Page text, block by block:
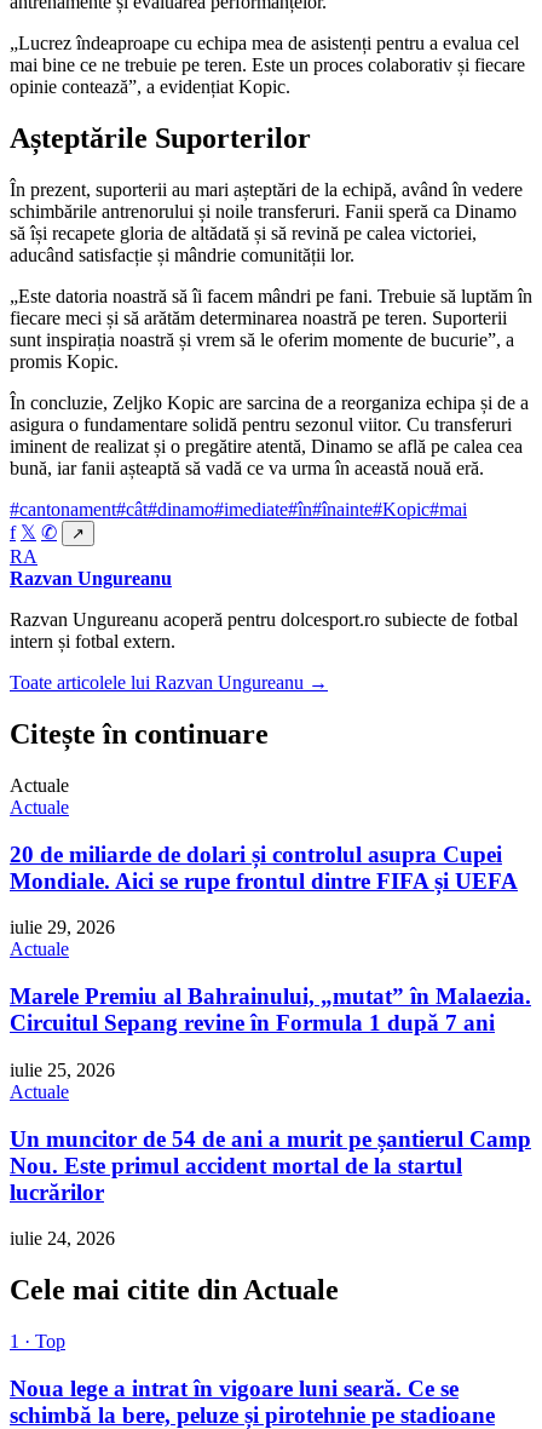
„Lucrez îndeaproape cu echipa mea de asistenți pentru a evalua cel
mai bine ce ne trebuie pe teren. Este un proces colaborativ și fiecare
opinie contează”, a evidențiat Kopic.
Așteptările Suporterilor
În prezent, suporterii au mari așteptări de la echipă, având în vedere
schimbările antrenorului și noile transferuri. Fanii speră ca Dinamo
să își recapete gloria de altădată și să revină pe calea victoriei,
aducând satisfacție și mândrie comunității lor.
„Este datoria noastră să îi facem mândri pe fani. Trebuie să luptăm în
fiecare meci și să arătăm determinarea noastră pe teren. Suporterii
sunt inspirația noastră și vrem să le oferim momente de bucurie”, a
promis Kopic.
În concluzie, Zeljko Kopic are sarcina de a reorganiza echipa și de a
asigura o fundamentare solidă pentru sezonul viitor. Cu transferuri
iminent de realizat și o pregătire atentă, Dinamo se află pe calea cea
bună, iar fanii așteaptă să vadă ce va urma în această nouă eră.
#cantonament#cât#dinamo#imediate#în#înainte#Kopic#mai
f 𝕏 ✆ ↗
RA
Razvan Ungureanu
Razvan Ungureanu acoperă pentru dolcesport.ro subiecte de fotbal
intern și fotbal extern.
Toate articolele lui Razvan Ungureanu →
Citește în continuare
Actuale
Actuale
20 de miliarde de dolari și controlul asupra Cupei
Mondiale. Aici se rupe frontul dintre FIFA și UEFA
iulie 29, 2026
Actuale
Marele Premiu al Bahrainului, „mutat” în Malaezia.
Circuitul Sepang revine în Formula 1 după 7 ani
iulie 25, 2026
Actuale
Un muncitor de 54 de ani a murit pe șantierul Camp
Nou. Este primul accident mortal de la startul
lucrărilor
iulie 24, 2026
Cele mai citite din Actuale
1 · Top
Noua lege a intrat în vigoare luni seară. Ce se
schimbă la bere, peluze și pirotehnie pe stadioane